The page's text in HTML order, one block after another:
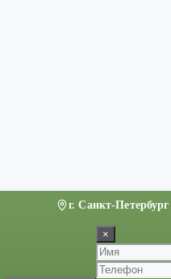
г. Санкт-Петербург
×